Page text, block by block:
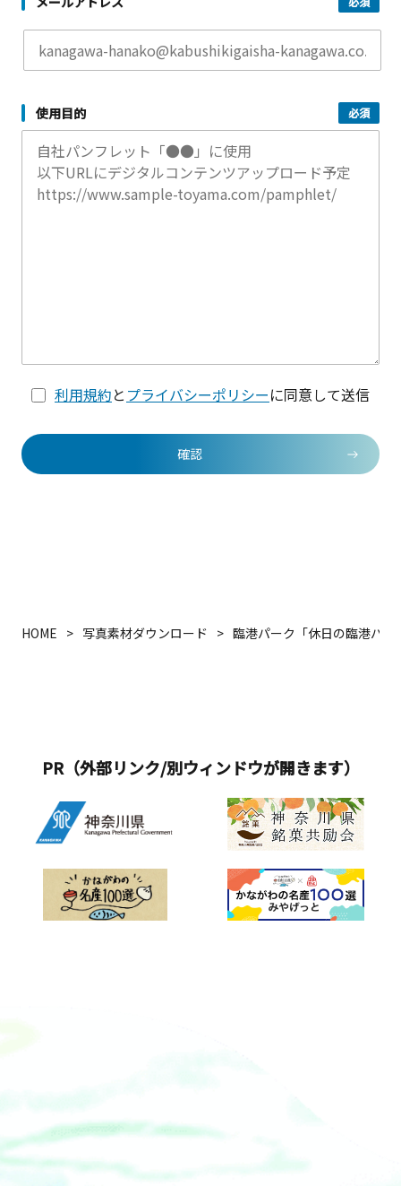
使用目的
利用規約と プライバシーポリシーに同意して送信
確認
HOME 写真素材ダウンロード 臨港パーク「休日の臨港パー
PR（外部リンク/別ウィンドウが開きます）